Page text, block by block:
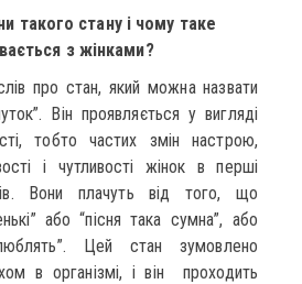
такого стану і чому таке
з жінками?
про стан, який можна назвати
Він проявляється у вигляді
тобто частих змін настрою,
і чутливості жінок в перші
Вони плачуть від того, що
або “пісня така сумна”, або
Цей стан зумовлено
в організмі, і він проходить